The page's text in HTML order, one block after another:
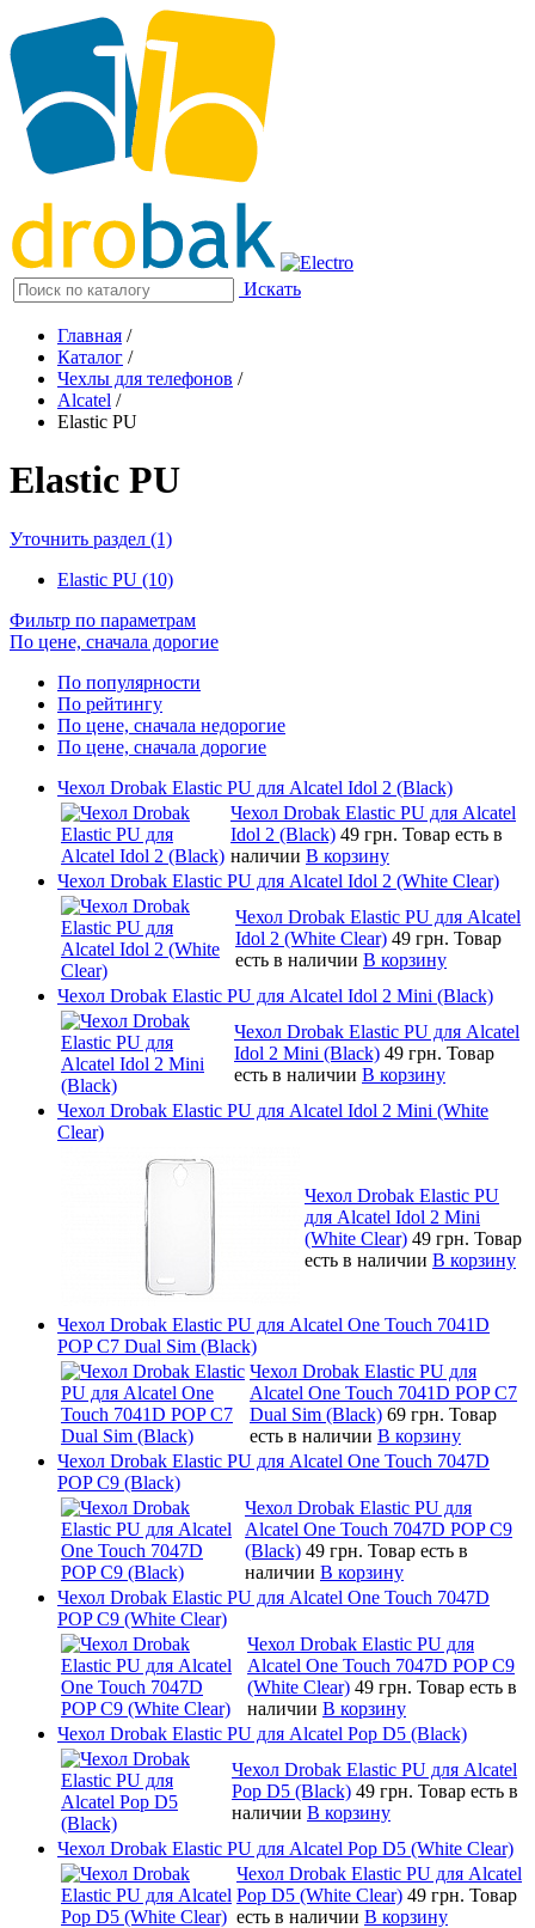
Искать
Главная /
Каталог /
Чехлы для телефонов /
Alcatel /
Elastic PU
Elastic PU
Уточнить раздел (1)
Elastic PU (10)
Фильтр по параметрам
По цене, сначала дорогие
По популярности
По рейтингу
По цене, сначала недорогие
По цене, сначала дорогие
Чехол Drobak Elastic PU для Alcatel Idol 2 (Black)
Чехол Drobak Elastic PU для Alcatel
Idol 2 (Black) 49 грн. Товар есть в
наличии В корзину
Чехол Drobak Elastic PU для Alcatel Idol 2 (White Clear)
Чехол Drobak Elastic PU для Alcatel
Idol 2 (White Clear) 49 грн. Товар
есть в наличии В корзину
Чехол Drobak Elastic PU для Alcatel Idol 2 Mini (Black)
Чехол Drobak Elastic PU для Alcatel
Idol 2 Mini (Black) 49 грн. Товар
есть в наличии В корзину
Чехол Drobak Elastic PU для Alcatel Idol 2 Mini (White
Clear)
Чехол Drobak Elastic PU
для Alcatel Idol 2 Mini
(White Clear) 49 грн. Товар
есть в наличии В корзину
Чехол Drobak Elastic PU для Alcatel One Touch 7041D
POP C7 Dual Sim (Black)
Чехол Drobak Elastic PU для
Alcatel One Touch 7041D POP C7
Dual Sim (Black) 69 грн. Товар
есть в наличии В корзину
Чехол Drobak Elastic PU для Alcatel One Touch 7047D
POP C9 (Black)
Чехол Drobak Elastic PU для
Alcatel One Touch 7047D POP C9
(Black) 49 грн. Товар есть в
наличии В корзину
Чехол Drobak Elastic PU для Alcatel One Touch 7047D
POP C9 (White Clear)
Чехол Drobak Elastic PU для
Alcatel One Touch 7047D POP C9
(White Clear) 49 грн. Товар есть в
наличии В корзину
Чехол Drobak Elastic PU для Alcatel Pop D5 (Black)
Чехол Drobak Elastic PU для Alcatel
Pop D5 (Black) 49 грн. Товар есть в
наличии В корзину
Чехол Drobak Elastic PU для Alcatel Pop D5 (White Clear)
Чехол Drobak Elastic PU для Alcatel
Pop D5 (White Clear) 49 грн. Товар
есть в наличии В корзину